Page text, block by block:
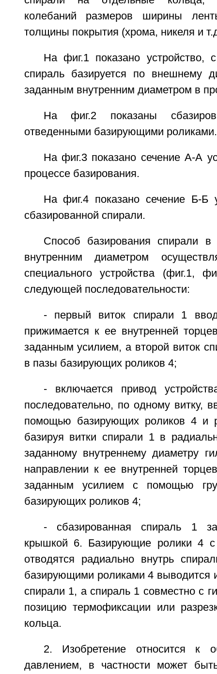
колебаний размеров ширины
толщины покрытия (хрома, никеля и
На фиг.1 показано устройство,
спираль базируется по внешнему
заданным внутренним диаметром в
На фиг.2 показаны
отведенными базирующими роликами.
На фиг.3 показано сечение А-А
процессе базирования.
На фиг.4 показано сечение Б-Б
сбазированной спирали.
Способ базирования спирали
внутренним диаметром
специального устройства (фиг.1,
следующей последовательности:
- первый виток спирали 1
прижимается к ее внутренней
заданным усилием, а второй виток
в пазы базирующих роликов 4;
- включается привод
последовательно, по одному витку,
помощью базирующих роликов 4 и
базируя витки спирали 1 в
заданному внутреннему диаметру
направлении к ее внутренней
заданным усилием с помощью
базирующих роликов 4;
- сбазированная спираль 1
крышкой 6. Базирующие ролики 4
отводятся радиально внутрь
базирующими роликами 4 выводится
спирали 1, а спираль 1 совместно с
позицию термофиксации или
кольца.
2. Изобретение относится к
давлением, в частности может